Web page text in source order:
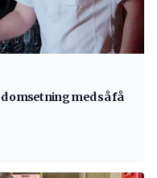
omsetning med så få